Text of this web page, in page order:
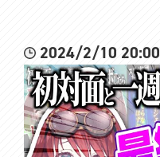
2024/2/10 20:00